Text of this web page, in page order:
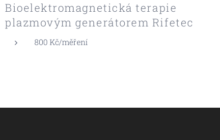
Bioelektromagnetická terapie
plazmovým generátorem Rifetec
800 Kč/měření